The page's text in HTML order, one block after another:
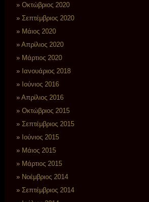
Οκτώβριος 2020
Σεπτέμβριος 2020
Μάιος 2020
Απρίλιος 2020
Μάρτιος 2020
Ιανουάριος 2018
Ιούνιος 2016
Απρίλιος 2016
Οκτώβριος 2015
Σεπτέμβριος 2015
Ιούνιος 2015
Μάιος 2015
Μάρτιος 2015
Νοέμβριος 2014
Σεπτέμβριος 2014